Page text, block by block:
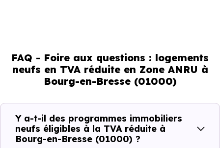
achat immobilier neuf à Bourg-en-
Bresse (01000)
/ 7 % sur un logement neuf à
Bourg-en-Bresse (01000),
ce n'est pas un détail comptable. C'est une économie
réelle, immédiate, sur le prix que vous payez.
FAQ - Foire aux questions : logements
neufs en TVA réduite en Zone ANRU à
Bourg-en-Bresse (01000)
Y a-t-il des programmes immobiliers
neufs éligibles à la TVA réduite à
Bourg-en-Bresse (01000) ?